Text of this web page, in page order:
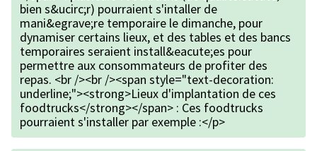
bien s&ucirc;r) pourraient s'intaller de
mani&egrave;re temporaire le dimanche, pour
dynamiser certains lieux, et des tables et des bancs
temporaires seraient install&eacute;es pour
permettre aux consommateurs de profiter des
repas. <br /><br /><span style="text-decoration:
underline;"><strong>Lieux d'implantation de ces
foodtrucks</strong></span> : Ces foodtrucks
pourraient s'installer par exemple :</p>